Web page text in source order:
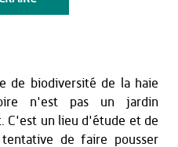
de biodiversité de la haie
n'est pas un jardin
C'est un lieu d'étude et de
de faire pousser